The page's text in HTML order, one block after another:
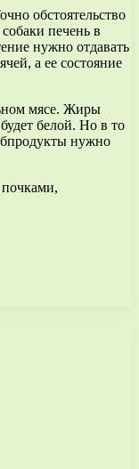
обстоятельство
печень в
нужно отдавать
а ее состояние
мясе. Жиры
белой. Но в то
нужно